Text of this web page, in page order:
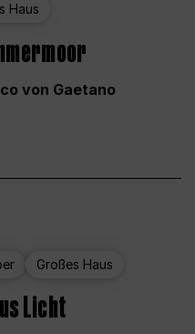
Haus
von Gaetano
Großes Haus
Licht